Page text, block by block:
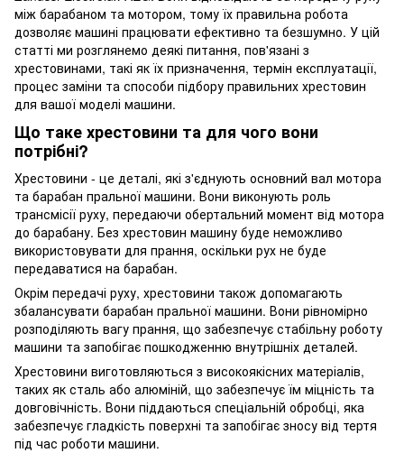
між барабаном та мотором, тому їх правильна робота
дозволяє машині працювати ефективно та безшумно. У цій
статті ми розглянемо деякі питання, пов'язані з
хрестовинами, такі як їх призначення, термін експлуатації,
процес заміни та способи підбору правильних хрестовин
для вашої моделі машини.
Що таке хрестовини та для чого вони
потрібні?
Хрестовини - це деталі, які з'єднують основний вал мотора
та барабан пральної машини. Вони виконують роль
трансмісії руху, передаючи обертальний момент від мотора
до барабану. Без хрестовин машину буде неможливо
використовувати для прання, оскільки рух не буде
передаватися на барабан.
Окрім передачі руху, хрестовини також допомагають
збалансувати барабан пральної машини. Вони рівномірно
розподіляють вагу прання, що забезпечує стабільну роботу
машини та запобігає пошкодженню внутрішніх деталей.
Хрестовини виготовляються з високоякісних матеріалів,
таких як сталь або алюміній, що забезпечує їм міцність та
довговічність. Вони піддаються спеціальній обробці, яка
забезпечує гладкість поверхні та запобігає зносу від тертя
під час роботи машини.